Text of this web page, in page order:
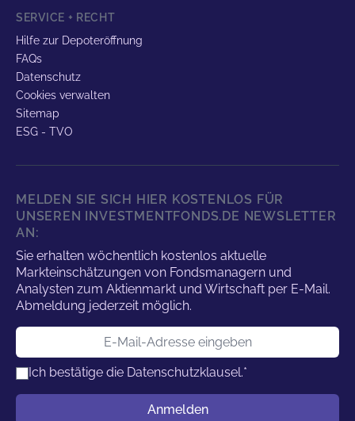
SERVICE + RECHT
Hilfe zur Depoteröffnung
FAQs
Datenschutz
Cookies verwalten
Sitemap
ESG - TVO
MELDEN SIE SICH HIER KOSTENLOS FÜR
UNSEREN INVESTMENTFONDS.DE NEWSLETTER
AN:
Sie erhalten wöchentlich kostenlos aktuelle
Markteinschätzungen von Fondsmanagern und
Analysten zum Aktienmarkt und Wirtschaft per E-Mail.
Abmeldung jederzeit möglich.
E-Mail-Adresse
Ich bestätige die Datenschutzklausel.*
Anmelden